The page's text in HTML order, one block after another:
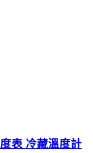
表 冷藏溫度計